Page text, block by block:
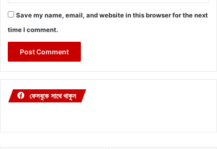
Save my name, email, and website in this browser for the next
time I comment.
ফেসবুকে সাথে থাকুন